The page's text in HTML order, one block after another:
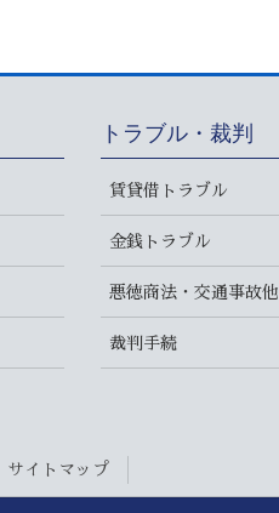
トラブル・裁判
賃貸借トラブル
金銭トラブル
悪徳商法・交通事故他
裁判手続
サイトマップ